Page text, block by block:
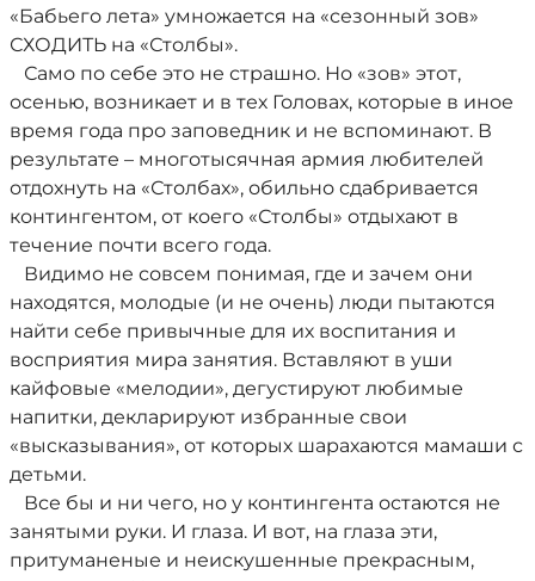
«Бабьего лета» умножается на «сезонный зов»
СХОДИТЬ на «Столбы».
Само по себе это не страшно. Но «зов» этот,
осенью, возникает и в тех Головах, которые в иное
время года про заповедник и не вспоминают. В
результате – многотысячная армия любителей
отдохнуть на «Столбах», обильно сдабривается
контингентом, от коего «Столбы» отдыхают в
течение почти всего года.
Видимо не совсем понимая, где и зачем они
находятся, молодые (и не очень) люди пытаются
найти себе привычные для их воспитания и
восприятия мира занятия. Вставляют в уши
кайфовые «мелодии», дегустируют любимые
напитки, декларируют избранные свои
«высказывания», от которых шарахаются мамаши с
детьми.
Все бы и ни чего, но у контингента остаются не
занятыми руки. И глаза. И вот, на глаза эти,
притуманеные и неискушенные прекрасным,